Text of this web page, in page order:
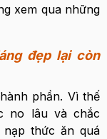
xem qua những
đẹp lại còn
phần. Vì thế
no lâu và chắc
thức ăn quá